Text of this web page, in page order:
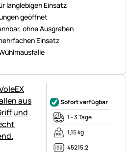
langlebigen Einsatz
geöffnet
ohne Ausgraben
Einsatz
Sofort verfügbar
1 - 3 Tage
1,15 kg
45215.2